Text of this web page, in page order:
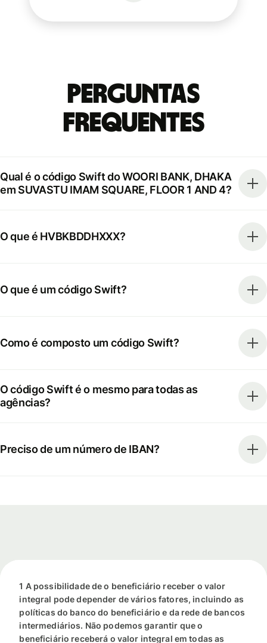
Perguntas
frequentes
Qual é o código Swift do WOORI BANK, DHAKA
em SUVASTU IMAM SQUARE, FLOOR 1 AND 4?
O que é HVBKBDDHXXX?
O que é um código Swift?
Como é composto um código Swift?
O código Swift é o mesmo para todas as
agências?
Preciso de um número de IBAN?
1 A possibilidade de o beneficiário receber o valor
integral pode depender de vários fatores, incluindo as
políticas do banco do beneficiário e da rede de bancos
intermediários. Não podemos garantir que o
beneficiário receberá o valor integral em todas as